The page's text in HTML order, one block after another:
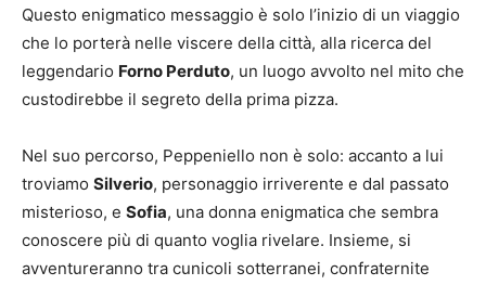
Questo enigmatico messaggio è solo l’inizio di un viaggio
che lo porterà nelle viscere della città, alla ricerca del
leggendario Forno Perduto, un luogo avvolto nel mito che
custodirebbe il segreto della prima pizza.
Nel suo percorso, Peppeniello non è solo: accanto a lui
troviamo Silverio, personaggio irriverente e dal passato
misterioso, e Sofia, una donna enigmatica che sembra
conoscere più di quanto voglia rivelare. Insieme, si
avventureranno tra cunicoli sotterranei, confraternite